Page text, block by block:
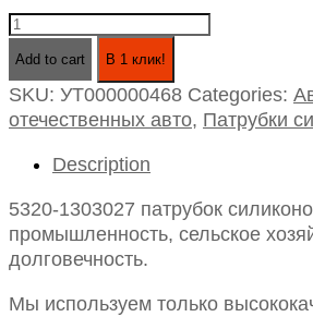
5320-
силиконовый
для
радиатора
средний
id70-
120
quantity
Add to cart В 1 клик!
SKU: УТ000000468 Categories:
отечественных авто, Патрубки
Description
5320-1303027 патрубок
промышленность, сельское
долговечность.
Мы используем только